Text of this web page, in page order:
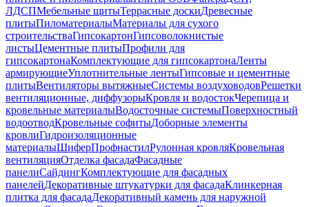
ЛДСПМебельные щитыТеррасные доскиДревесные
плитыПиломатериалыМатериалы для сухого
строительстваГипсокартонГипсоволокнистые
листыЦементные плитыПрофили для
гипсокартонаКомплектующие для гипсокартонаЛенты
армирующиеУплотнительные лентыГипсовые и цементные
плитыВентиляторы вытяжныеСистемы воздуховодовРешетки
вентиляционные, диффузорыКровля и водостокЧерепица и
кровельные материалыВодосточные системыПоверхностный
водоотводКровельные софитыДоборные элементы
кровлиГидроизоляционные
материалыШиферПрофнастилРулонная кровляКровельная
вентиляцияОтделка фасадаФасадные
панелиСайдингКомплектующие для фасадных
панелейДекоративные штукатурки для фасадаКлинкерная
плитка для фасадаДекоративный камень для наружной